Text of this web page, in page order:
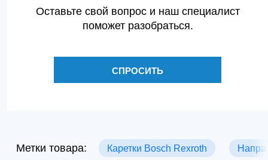
Оставьте свой вопрос и наш специалист
поможет разобраться.
СПРОСИТЬ
Метки товара: Каретки Bosch Rexroth